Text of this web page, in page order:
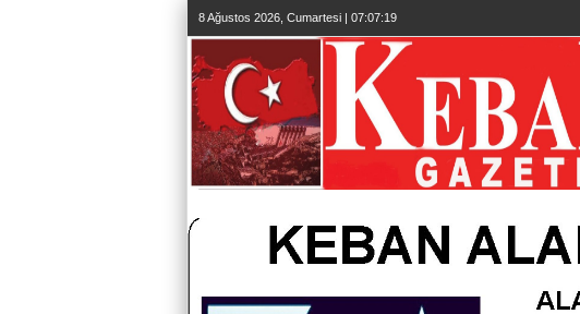
8 Ağustos 2026, Cumartesi | 07:07:20